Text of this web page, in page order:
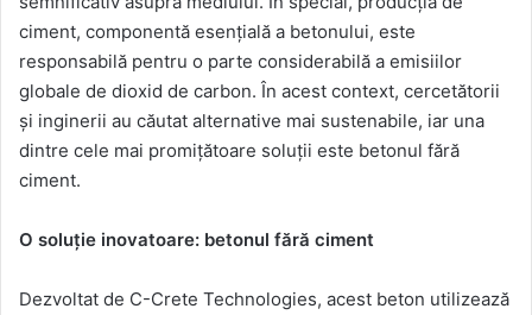
ciment, componentă esențială a betonului, este
responsabilă pentru o parte considerabilă a emisiilor
globale de dioxid de carbon. În acest context, cercetătorii
și inginerii au căutat alternative mai sustenabile, iar una
dintre cele mai promițătoare soluții este betonul fără
ciment.
O soluție inovatoare: betonul fără ciment
Dezvoltat de C-Crete Technologies, acest beton utilizează